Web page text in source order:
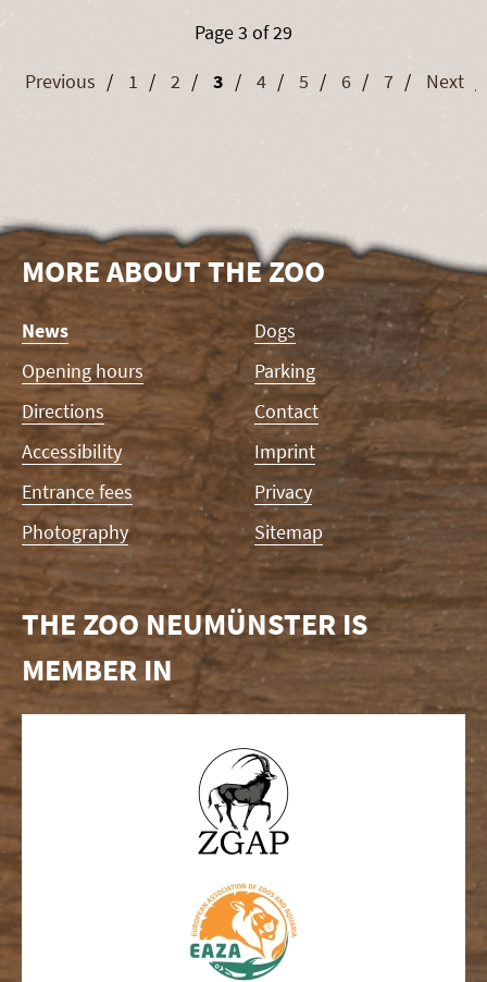
Page 3 of 29
Previous
1 2 3 4 5 6 7 Next
MORE ABOUT THE ZOO
Skip
navigation
News
Opening hours
Directions
Accessibility
Entrance fees
Photography
Dogs
Parking
Contact
Imprint
Privacy
Sitemap
THE ZOO NEUMÜNSTER IS
MEMBER IN